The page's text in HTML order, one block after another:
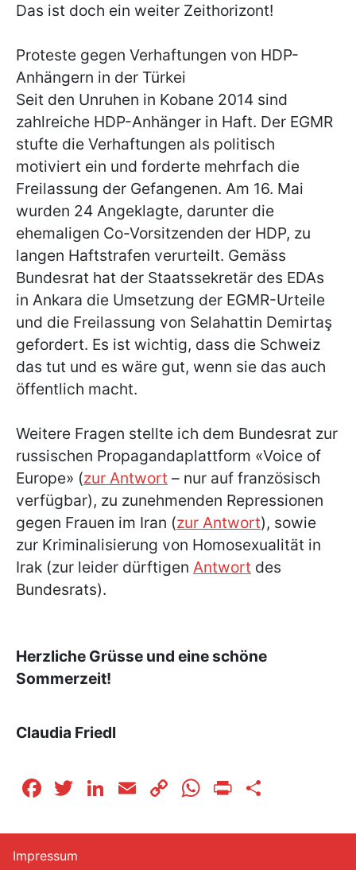
Das ist doch ein weiter Zeithorizont!
Proteste gegen Verhaftungen von HDP-
Anhängern in der Türkei
Seit den Unruhen in Kobane 2014 sind
zahlreiche HDP-Anhänger in Haft. Der EGMR
stufte die Verhaftungen als politisch
motiviert ein und forderte mehrfach die
Freilassung der Gefangenen. Am 16. Mai
wurden 24 Angeklagte, darunter die
ehemaligen Co-Vorsitzenden der HDP, zu
langen Haftstrafen verurteilt. Gemäss
Bundesrat hat der Staatssekretär des EDAs
in Ankara die Umsetzung der EGMR-Urteile
und die Freilassung von Selahattin Demirtaş
gefordert. Es ist wichtig, dass die Schweiz
das tut und es wäre gut, wenn sie das auch
öffentlich macht.
Weitere Fragen stellte ich dem Bundesrat zur
russischen Propagandaplattform «Voice of
Europe» (zur Antwort – nur auf französisch
verfügbar), zu zunehmenden Repressionen
gegen Frauen im Iran (zur Antwort), sowie
zur Kriminalisierung von Homosexualität in
Irak (zur leider dürftigen Antwort des
Bundesrats).
Herzliche Grüsse und eine schöne
Sommerzeit!
Claudia Friedl
Facebook
Twitter
LinkedIn
EmailCopyWhatsApp
Print
Impressum